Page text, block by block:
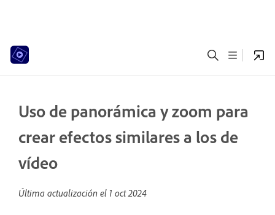
Uso de panorámica y zoom para
crear efectos similares a los de
vídeo
Última actualización el 1 oct 2024